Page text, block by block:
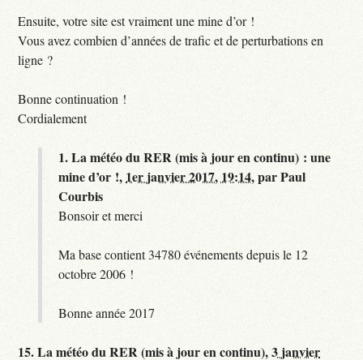
Ensuite, votre site est vraiment une mine d’or !
Vous avez combien d’années de trafic et de perturbations en
ligne ?
Bonne continuation !
Cordialement
1.La météo du RER (mis à jour en continu) : une
mine d’or !, 1er janvier 2017, 19:14,parPaul
Courbis
Bonsoir et merci
Ma base contient 34780 événements depuis le 12
octobre 2006 !
Bonne année 2017
15.La météo du RER (mis à jour en continu),3 janvier